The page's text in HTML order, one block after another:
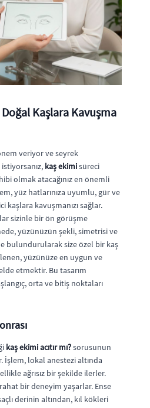
Kaşlara Kavuşma
veriyor ve seyrek
kaş ekimisüreci
olmak atacağınız en önemli
yüz hatlarınıza uyumlu, gür ve
kaşlara kavuşmanızı sağlar.
sizinle bir ön görüşme
yüzünüzün şekli, simetrisi ve
bulundurularak size özel bir kaş
yüzünüze en uygun ve
etmektir. Bu tasarım
orta ve bitiş noktaları
kaş ekimi acıtır mı?sorusunun
İşlem, lokal anestezi altında
ağrısız bir şekilde ilerler.
bir deneyim yaşarlar. Ense
derinin altından, kıl kökleri